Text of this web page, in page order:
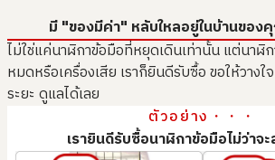
Rolex Submariner 124060
ราคารับซื้ออ้างอิง
THB 456,498.39
รับซื้อเมื่อ : มิถุนายน 2026
Rolex
126622
ราคารับซื้
สภาพสินค้า S
รายละเอียด แทบไม่ได้ใช้งาน
สาขา
Donki Mall Thon
สภาพสิ
รายละเ
มี "ของมีค่า" หลับใหลอยู่ในบ้านของ
ไม่ใช่แค่นาฬิกาข้อมือที่หยุดเดินเท่านั้น แต่นาฬิ
หมดหรือเครื่องเสีย เราก็ยินดีรับซื้อ ขอให้วางใ
ระยะ ดูแลได้เลย
ตัวอย่าง・・・
เรายินดีรับซื้อนาฬิกาข้อมือไม่ว่าจ